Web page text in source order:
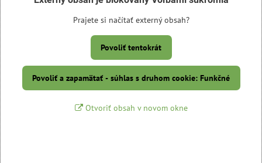
Prajete si načítať externý obsah?
Povoliť tentokrát
Povoliť a zapamätať - súhlas s druhom cookie: Funkčné
Otvoriť obsah v novom okne